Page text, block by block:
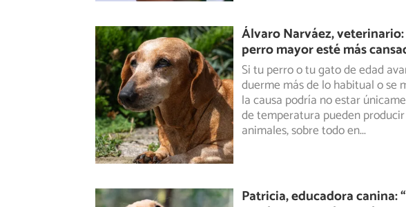
Álvaro Narváez,
perro mayor esté más
Si tu perro o tu gato de edad
duerme más de lo habitual o se
lacausa podría no estar
de temperatura pueden
animales, sobre todo en...
Patricia, educadora canina: